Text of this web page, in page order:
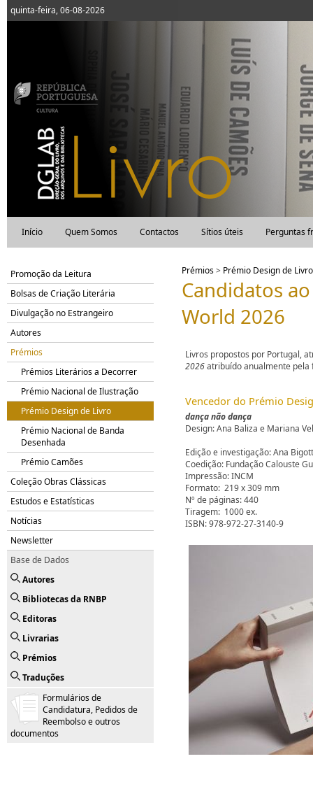
quinta-feira, 06-08-2026
Início Quem Somos Contactos Sítios úteis Perguntas
Promoção da Leitura
Bolsas de Criação Literária
Divulgação no Estrangeiro
Autores
Prémios
Prémios Literários a Decorrer
Prémio Nacional de Ilustração
Prémio Design de Livro
Prémio Nacional de Banda
Desenhada
Prémio Camões
Coleção Obras Clássicas
Estudos e Estatísticas
Notícias
Newsletter
Base de Dados
Autores
Bibliotecas da RNBP
Editoras
Livrarias
Prémios
Traduções
Formulários de
Candidatura, Pedidos de
Reembolso e outros
documentos
Prémios> Prémio Design de Livro
Candidatos
World 2026
Livros propostos por Portugal,
2026atribuído anualmente
​Vencedor do Prémio
dança não dança
Design: Ana Baliza e Mariana
Edição e investigação: Ana
Coedição: Fundação Calouste
Impressão: INCM
Formato: 219 x 309 mm
Nº de páginas: 440
Tiragem: 1000 ex.
ISBN: 978-972-27-3140-9